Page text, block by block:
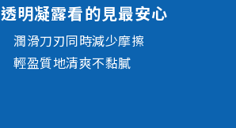
透明凝露看的見最安心
潤滑刀刃同時減少摩擦
輕盈質地清爽不黏膩